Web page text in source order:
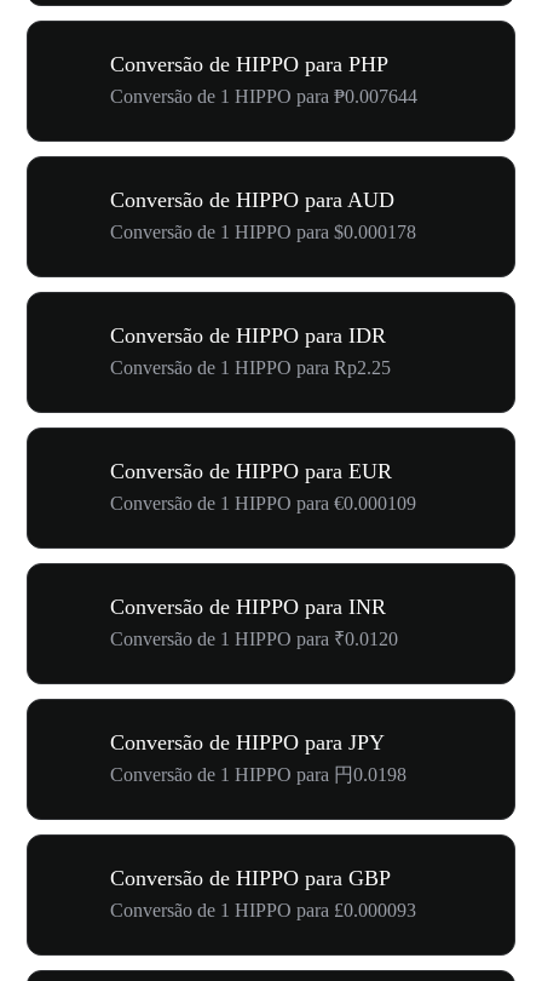
Conversão de HIPPO para PHP
Conversão de 1 HIPPO para ₱0.007644
Conversão de HIPPO para AUD
Conversão de 1 HIPPO para $0.000178
Conversão de HIPPO para IDR
Conversão de 1 HIPPO para Rp2.25
Conversão de HIPPO para EUR
Conversão de 1 HIPPO para €0.000109
Conversão de HIPPO para INR
Conversão de 1 HIPPO para ₹0.0120
Conversão de HIPPO para JPY
Conversão de 1 HIPPO para 円0.0198
Conversão de HIPPO para GBP
Conversão de 1 HIPPO para £0.000093